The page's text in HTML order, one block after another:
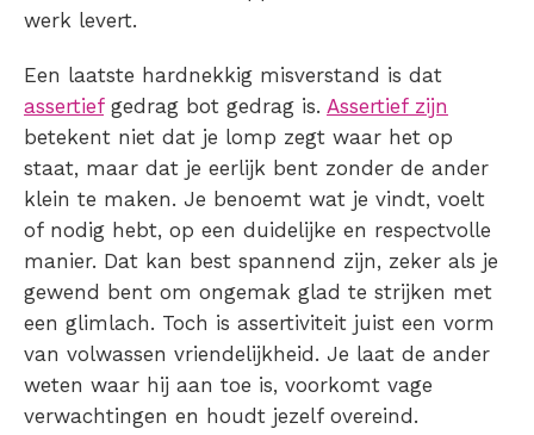
werk levert.
Een laatste hardnekkig misverstand is dat
assertiefgedrag bot gedrag is. Assertief zijn
betekent niet dat je lomp zegt waar het op
staat, maar dat je eerlijk bent zonder de ander
klein te maken. Je benoemt wat je vindt, voelt
of nodig hebt, op een duidelijke en respectvolle
manier. Dat kan best spannend zijn, zeker als je
gewend bent om ongemak glad te strijken met
een glimlach. Toch is assertiviteit juist een vorm
van volwassen vriendelijkheid. Je laat de ander
weten waar hij aan toe is, voorkomt vage
verwachtingen en houdt jezelf overeind.